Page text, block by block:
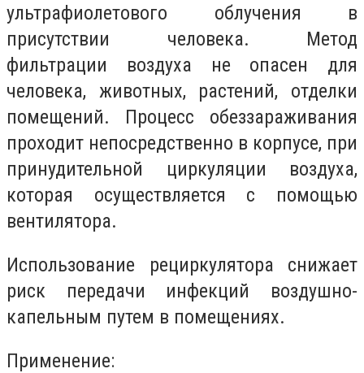
ультрафиолетового облучения в
присутствии человека. Метод
фильтрации воздуха не опасен для
человека, животных, растений, отделки
помещений. Процесс обеззараживания
проходит непосредственно в корпусе, при
принудительной циркуляции воздуха,
которая осуществляется с помощью
вентилятора.
Использование рециркулятора снижает
риск передачи инфекций воздушно-
капельным путем в помещениях.
Применение: